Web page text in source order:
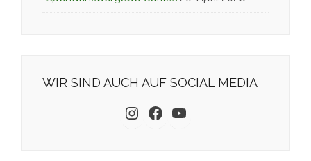
WIR SIND AUCH AUF SOCIAL MEDIA
Instagram Facebook YouTube